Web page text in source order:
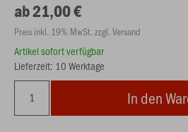
ab 21,00 €
Preis inkl. 19% MwSt. zzgl. Versand
Artikel sofort verfügbar
Lieferzeit: 10 Werktage
In den